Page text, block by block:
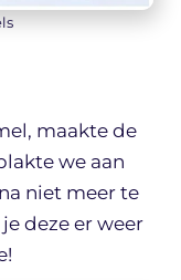
maakte de
we aan
niet meer te
deze er weer